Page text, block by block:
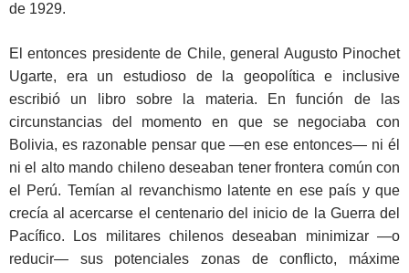
de 1929.
El entonces presidente de Chile, general Augusto Pinochet
Ugarte, era un estudioso de la geopolítica e inclusive
escribió un libro sobre la materia. En función de las
circunstancias del momento en que se negociaba con
Bolivia, es razonable pensar que —en ese entonces— ni él
ni el alto mando chileno deseaban tener frontera común con
el Perú. Temían al revanchismo latente en ese país y que
crecía al acercarse el centenario del inicio de la Guerra del
Pacífico. Los militares chilenos deseaban minimizar —o
reducir— sus potenciales zonas de conflicto, máxime